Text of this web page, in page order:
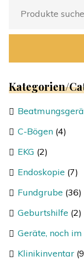
Kategorien/
C-Bögen (4)
EKG (2)
Endoskopie (7)
Fundgrube (36)
Geburtshilfe (2)
Geräte, noch
Klinikinventar